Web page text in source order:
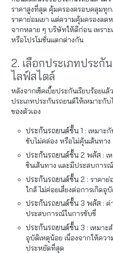
ราคาสูงที่สุด คุ้มครองครอบคลุมทุ
ราคาย่อมเยา แต่ความคุ้มครองลด
จากหลาย ๆ บริษัทให้ดีก่อน เพรา
หรือโปรโมชั่นแตกต่างกัน
2. เลือกประเภทประกั
ไลฟ์สไตล์
หลังจากเช็คเบี้ยประกันเรียบร้อยแ
ประเภทประกันรถยนต์ให้เหมาะกับ
ของตัวเอง
ประกันรถยนต์ชั้น 1 :เหมาะ
ขับไม่คล่อง หรือไม่คุ้นเส้นทาง
ประกันรถยนต์ชั้น 2 พลัส :เ
ชินเส้นทาง และมีประสบการ
ประกันรถยนต์ชั้น 2 : ราคาย่
ใกล้ ไม่ค่อยเสี่ยงต่อการเกิดอุ
ประกันรถยนต์ชั้น 3 พลัส :ค่
ประสบการณ์ในการขับขี่
ประกันรถยนต์ชั้น 3 :เหมาะ
อุบัติเหตุน้อย เนื่องจากให้คว
ประหยัดที่สุด